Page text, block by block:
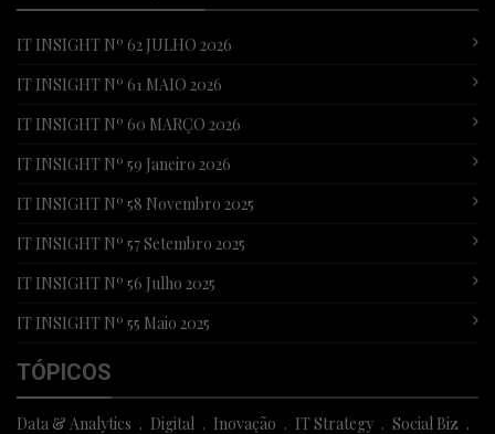
IT INSIGHT Nº 62 JULHO 2026
IT INSIGHT Nº 61 MAIO 2026
IT INSIGHT Nº 60 MARÇO 2026
IT INSIGHT Nº 59 Janeiro 2026
IT INSIGHT Nº 58 Novembro 2025
IT INSIGHT Nº 57 Setembro 2025
IT INSIGHT Nº 56 Julho 2025
IT INSIGHT Nº 55 Maio 2025
TÓPICOS
Data & Analytics Digital Inovação IT Strategy
Social Biz